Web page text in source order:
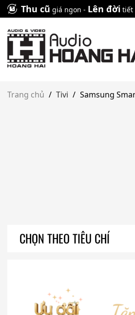
Skip
to
content
Thu cũ giá ngon - Lên đời tiết
Trang chủ / Tivi / Samsung
CHỌN THEO TIÊU CHÍ